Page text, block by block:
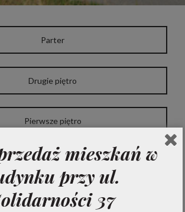
Parter
Drugie piętro
Pierwsze piętro
Trzecie piętromieszkań w
przy ul.
37